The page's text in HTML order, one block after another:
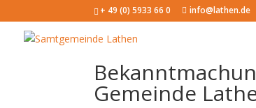
+ 49 (0) 5933 66 0 info@lathen.de
Gemeinde